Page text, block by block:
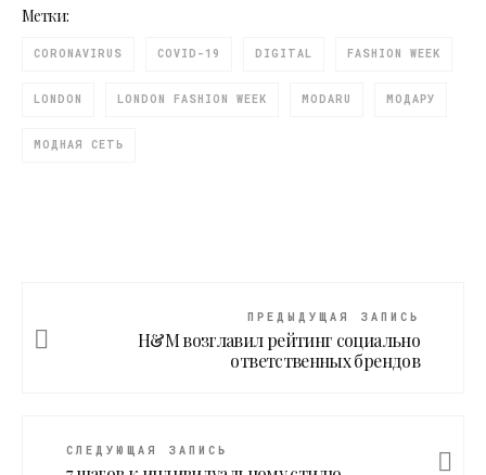
Метки:
CORONAVIRUS COVID-19 DIGITAL FASHION WEEK
LONDON LONDON FASHION WEEK MODARU МОДАРУ
МОДНАЯ СЕТЬ
ПРЕДЫДУЩАЯ ЗАПИСЬ
H&M возглавил рейтинг социально
ответственных брендов
СЛЕДУЮЩАЯ ЗАПИСЬ